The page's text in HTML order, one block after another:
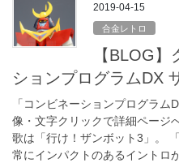
2019-04-15
合金レトロ
【BLOG】クローバー コンビネー
ションプログラムDX
「コンビネーションプログラ
像・文字クリックで詳細ページ
歌は「行け！ザンボット3」。
常にインパクトのあるイントロ